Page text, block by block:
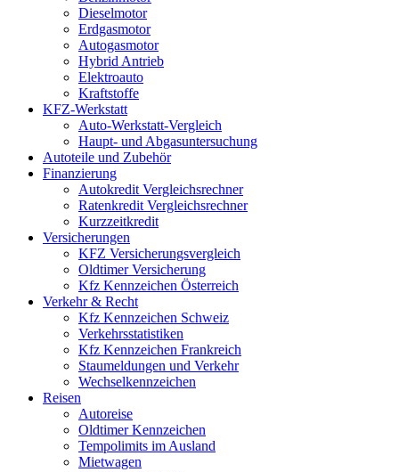
Dieselmotor
Erdgasmotor
Autogasmotor
Hybrid Antrieb
Elektroauto
Kraftstoffe
KFZ-Werkstatt
Auto-Werkstatt-Vergleich
Haupt- und Abgasuntersuchung
Autoteile und Zubehör
Finanzierung
Autokredit Vergleichsrechner
Ratenkredit Vergleichsrechner
Kurzzeitkredit
Versicherungen
KFZ Versicherungsvergleich
Oldtimer Versicherung
Kfz Kennzeichen Österreich
Verkehr & Recht
Kfz Kennzeichen Schweiz
Verkehrsstatistiken
Kfz Kennzeichen Frankreich
Staumeldungen und Verkehr
Wechselkennzeichen
Reisen
Autoreise
Oldtimer Kennzeichen
Tempolimits im Ausland
Mietwagen